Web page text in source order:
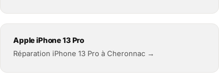
Apple iPhone 13 Pro
Réparation iPhone 13 Pro à Cheronnac →